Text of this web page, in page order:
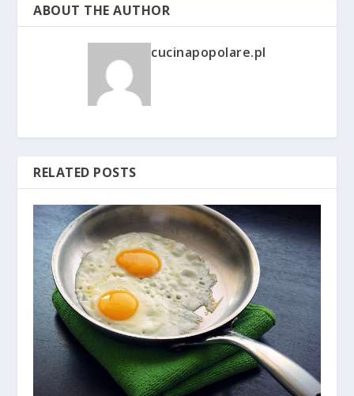
ABOUT THE AUTHOR
cucinapopolare.pl
RELATED POSTS